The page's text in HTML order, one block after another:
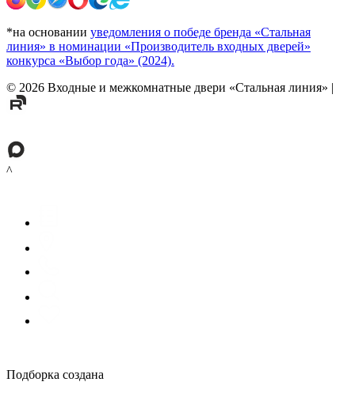
*на основании уведомления о победе бренда «Стальная
линия» в номинации «Производитель входных дверей»
конкурса «Выбор года» (2024).
© 2026 Входные и межкомнатные двери «Стальная линия» |
^
Подборка создана